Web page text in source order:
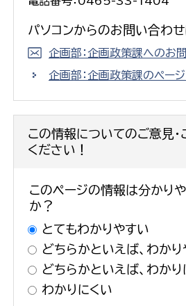
パソコンからのお問い合わ
企画部：企画政策課へのお
企画部：企画政策課のペー
この情報についてのご意見
ください！
このページの情報は分かり
か？
とてもわかりやすい
どちらかといえば、わかり
どちらかといえば、わかり
わかりにくい